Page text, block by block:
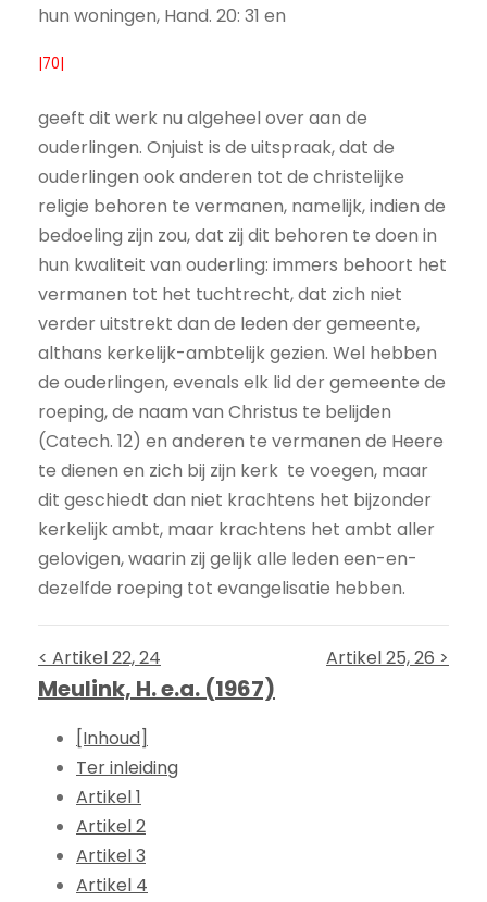
hun woningen, Hand. 20: 31 en
|70|
geeft dit werk nu algeheel over aan de
ouderlingen. Onjuist is de uitspraak, dat de
ouderlingen ook anderen tot de christelijke
religie behoren te vermanen, namelijk, indien de
bedoeling zijn zou, dat zij dit behoren te doen in
hun kwaliteit van ouderling: immers behoort het
vermanen tot het tuchtrecht, dat zich niet
verder uitstrekt dan de leden der gemeente,
althans kerkelijk-ambtelijk gezien. Wel hebben
de ouderlingen, evenals elk lid der gemeente de
roeping, de naam van Christus te belijden
(Catech. 12) en anderen te vermanen de Heere
te dienen en zich bij zijn kerk te voegen, maar
dit geschiedt dan niet krachtens het bijzonder
kerkelijk ambt, maar krachtens het ambt aller
gelovigen, waarin zij gelijk alle leden een-en-
dezelfde roeping tot evangelisatie hebben.
< Artikel 22, 24 Artikel 25, 26 >
Meulink, H. e.a. (1967)
[Inhoud]
Ter inleiding
Artikel 1
Artikel 2
Artikel 3
Artikel 4